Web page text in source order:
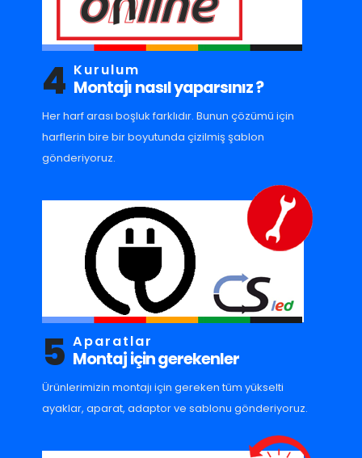
4 Kurulum
Montajı nasıl yaparsınız ?
Her harf arası boşluk farklıdır. Bunun çözümü için
harflerin bire bir boyutunda çizilmiş şablon
gönderiyoruz.
5 Aparatlar
Montaj için gerekenler
Ürünlerimizin montajı için gereken tüm yükselti
ayaklar, aparat, adaptor ve sablonu gönderiyoruz.